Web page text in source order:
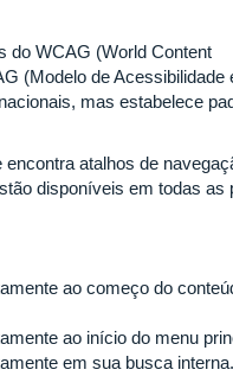
do WCAG (World Content
(Modelo de Acessibilidade
mas estabelece
atalhos de
disponíveis em todas as
ao começo do
ao início do menu
em sua busca interna.